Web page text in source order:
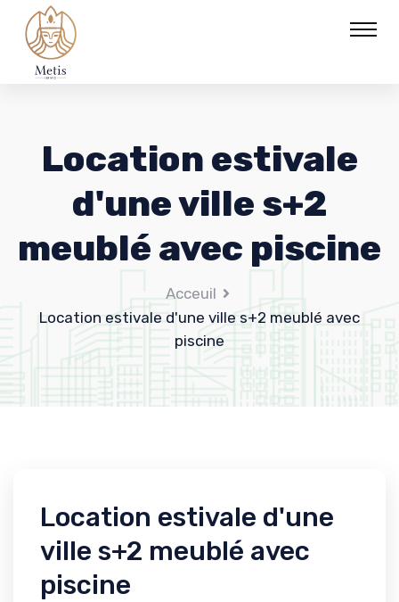
Location estivale
d'une ville s+2
meublé avec piscine
Acceuil
Location estivale d'une ville s+2 meublé avec
piscine
Location estivale d'une
ville s+2 meublé avec
piscine